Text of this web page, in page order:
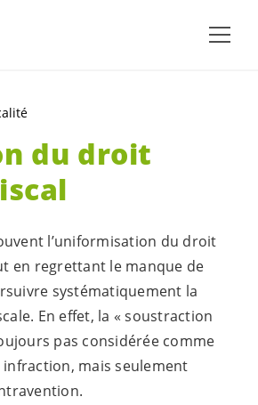
PRINCIPAL
du droit
l’uniformisation du droit
en regrettant le manque de
systématiquement la
En effet, la « soustraction
pas considérée comme
mais seulement